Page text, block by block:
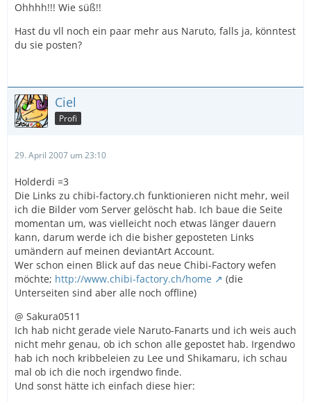
Ohhhh!!! Wie süß!!
Hast du vll noch ein paar mehr aus Naruto, falls ja, könntest
du sie posten?
Ciel
Profi
29. April 2007 um 23:10
Holderdi =3
Die Links zu chibi-factory.ch funktionieren nicht mehr, weil
ich die Bilder vom Server gelöscht hab. Ich baue die Seite
momentan um, was vielleicht noch etwas länger dauern
kann, darum werde ich die bisher geposteten Links
umändern auf meinen deviantArt Account.
Wer schon einen Blick auf das neue Chibi-Factory wefen
möchte; http://www.chibi-factory.ch/home
(die
Unterseiten sind aber alle noch offline)
@ Sakura0511
Ich hab nicht gerade viele Naruto-Fanarts und ich weis auch
nicht mehr genau, ob ich schon alle gepostet hab. Irgendwo
hab ich noch kribbeleien zu Lee und Shikamaru, ich schau
mal ob ich die noch irgendwo finde.
Und sonst hätte ich einfach diese hier: